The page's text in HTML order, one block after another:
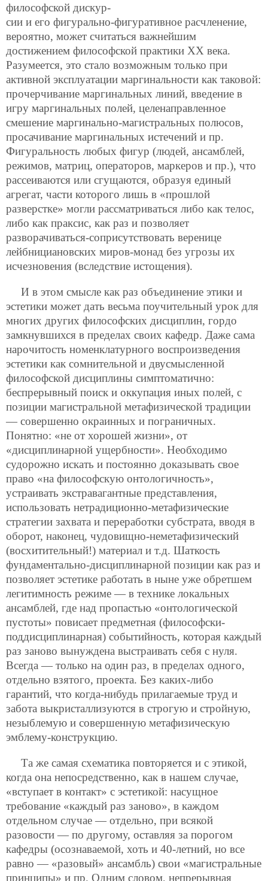
философской дискур-
сии и его фигурально-фигуративное расчленение,
вероятно, может считаться важнейшим
достижением философской практики ХХ века.
Разумеется, это стало возможным только при
активной эксплуатации маргинальности как таковой:
прочерчивание маргинальных линий, введение в
игру маргинальных полей, целенаправленное
смешение маргинально-магистральных полюсов,
просачивание маргинальных истечений и пр.
Фигуральность любых фигур (людей, ансамблей,
режимов, матриц, операторов, маркеров и пр.), что
рассеиваются или сгущаются, образуя единый
агрегат, части которого лишь в «прошлой
разверстке» могли рассматриваться либо как телос,
либо как праксис, как раз и позволяет
разворачиваться-соприсутствовать веренице
лейбнициановских миров-монад без угрозы их
исчезновения (вследствие истощения).
И в этом смысле как раз объединение этики и
эстетики может дать весьма поучительный урок для
многих других философских дисциплин, гордо
замкнувшихся в пределах своих кафедр. Даже сама
нарочитость номенклатурного воспроизведения
эстетики как сомнительной и двусмысленной
философской дисциплины симптоматично:
беспрерывный поиск и оккупация иных полей, с
позиции магистральной метафизической традиции
— совершенно окраинных и пограничных.
Понятно: «не от хорошей жизни», от
«дисциплинарной ущербности». Необходимо
судорожно искать и постоянно доказывать свое
право «на философскую онтологичность»,
устраивать экстравагантные представления,
использовать нетрадиционно-метафизические
стратегии захвата и переработки субстрата, вводя в
оборот, наконец, чудовищно-неметафизический
(восхитительный!) материал и т.д. Шаткость
фундаментально-дисциплинарной позиции как раз и
позволяет эстетике работать в ныне уже обретшем
легитимность режиме — в технике локальных
ансамблей, где над пропастью «онтологической
пустоты» повисает предметная (философски-
поддисциплинарная) событийность, которая каждый
раз заново вынуждена выстраивать себя с нуля.
Всегда — только на один раз, в пределах одного,
отдельно взятого, проекта. Без каких-либо
гарантий, что когда-нибудь прилагаемые труд и
забота выкристаллизуются в строгую и стройную,
незыблемую и совершенную метафизическую
эмблему-конструкцию.
Та же самая схематика повторяется и с этикой,
когда она непосредственно, как в нашем случае,
«вступает в контакт» с эстетикой: насущное
требование «каждый раз заново», в каждом
отдельном случае — отдельно, при всякой
разовости — по другому, оставляя за порогом
кафедры (осознаваемой, хоть и 40-летний, но все
равно — «разовый» ансамбль) свои «магистральные
принципы» и пр. Одним словом, непрерывная